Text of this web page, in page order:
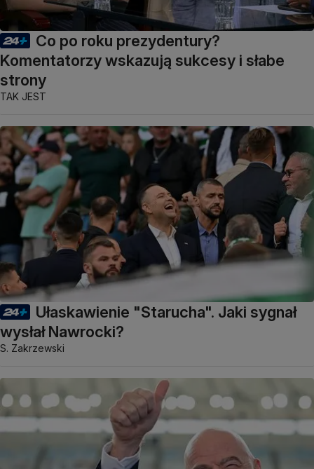
Co po roku prezydentury?
Komentatorzy wskazują sukcesy i słabe
strony
TAK JEST
Ułaskawienie "Starucha". Jaki sygnał
wysłał Nawrocki?
S. Zakrzewski